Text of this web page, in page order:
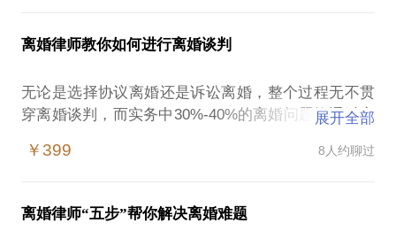
不具有任何法律效力。如您需要聘请律师，在行建议
或其他形式的聘用合同。本话题内容及行家观点不代
但，你需要了解：
如何起草一份完整的离婚协议？
关于抚养条款如何设计才能保障孩子利益最大化？
财产分割条款如何设计？
如何避免离婚后再次引发诉讼？
师律师事务所高级合伙人和部门主任律师，承办了
离婚律师教你如何进行离婚谈判
无论是选择协议离婚还是诉讼离婚，整个过程无不贯
穿离婚谈判，而实务中30%-40%的离婚问题均通过离
在面临离婚问题时进行谈判，周律师手把手帮您通过
您需要了解：
展开全部
￥399 8人约聊过
离婚律师“五步”帮你解决离婚难题